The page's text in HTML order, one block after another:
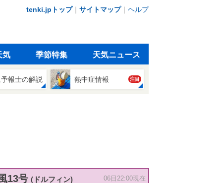
tenki.jpトップ｜ サイトマップ｜ ヘルプ
気 季節特集 天気ニュース
報士の解説 熱中症情報 注目
13号 (ドルフィン) 06日22:00現在